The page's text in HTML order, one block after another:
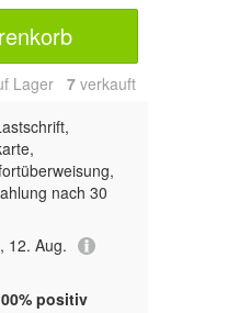
Lager 7 verkauft
nach 30
12. Aug.
positiv